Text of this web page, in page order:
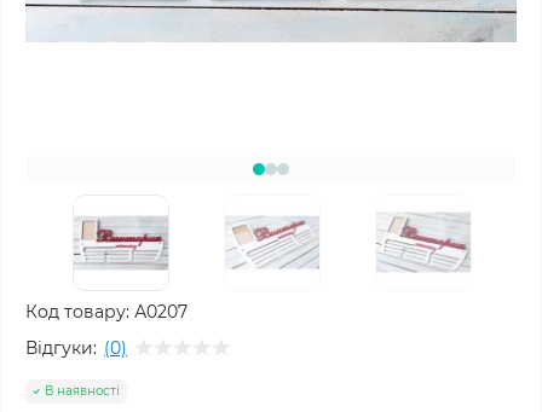
Код товару: А0207
Відгуки: (0)
В наявності